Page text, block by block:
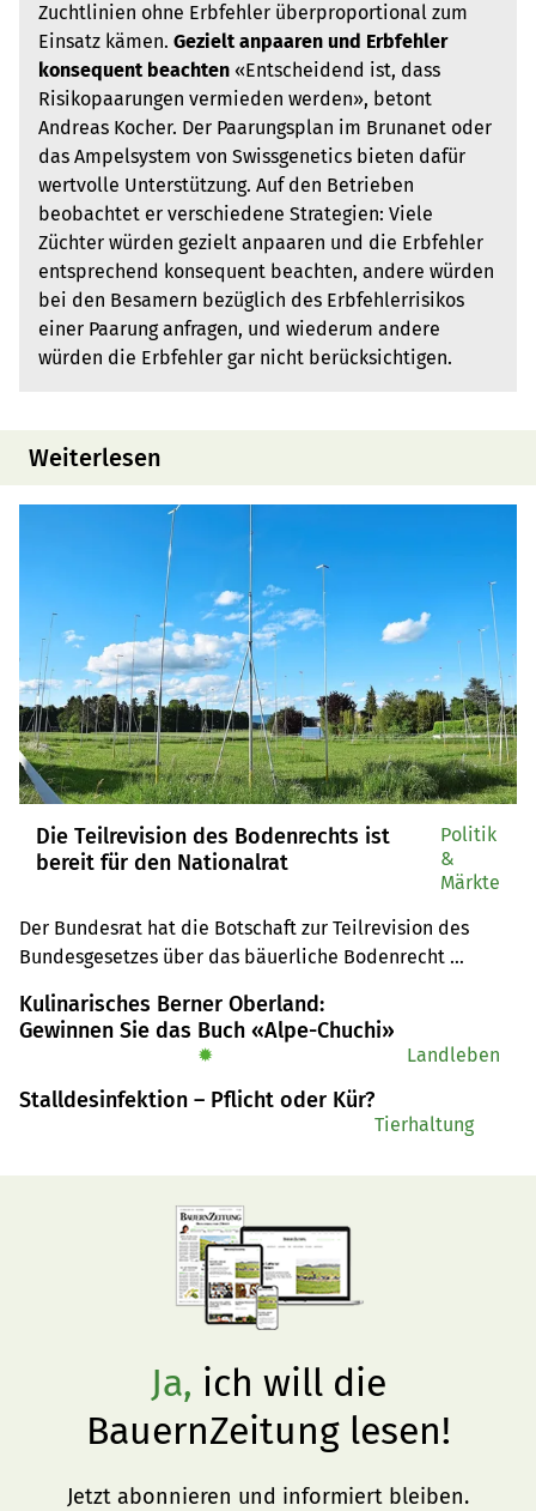
Zuchtlinien ohne Erbfehler überproportional zum
Einsatz kämen. Gezielt anpaaren und Erbfehler
konsequent beachten «Entscheidend ist, dass
Risikopaarungen vermieden werden», betont
Andreas Kocher. Der Paarungsplan im Brunanet oder
das Ampelsystem von Swissgenetics bieten dafür
wertvolle Unterstützung. Auf den Betrieben
beobachtet er verschiedene Strategien: Viele
Züchter würden gezielt anpaaren und die Erbfehler
entsprechend konsequent beachten, andere würden
bei den Besamern bezüglich des Erbfehlerrisikos
einer Paarung anfragen, und wiederum andere
würden die Erbfehler gar nicht berücksichtigen.
Weiterlesen
Die Teilrevision des Bodenrechts ist
bereit für den Nationalrat
Der Bundesrat hat die Botschaft zur Teilrevision des
Bundesgesetzes über das bäuerliche Bodenrecht
den Nationalrat vorbereitet. Sie folgt dem Entwurf
weitgehend, schlägt aber Anpassungen beim
Politik
&
Märkte
Kulinarisches Berner Oberland:
Gewinnen Sie das Buch «Alpe-Chuchi»
✹ Landleben
Stalldesinfektion – Pflicht oder Kür?
Tierhaltung
Ja, ich will die
BauernZeitung lesen!
Jetzt abonnieren und informiert bleiben.